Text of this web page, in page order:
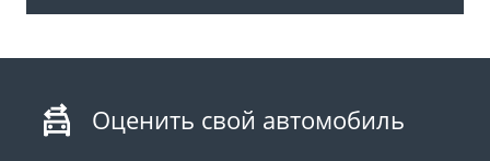
Оценить свой автомобиль